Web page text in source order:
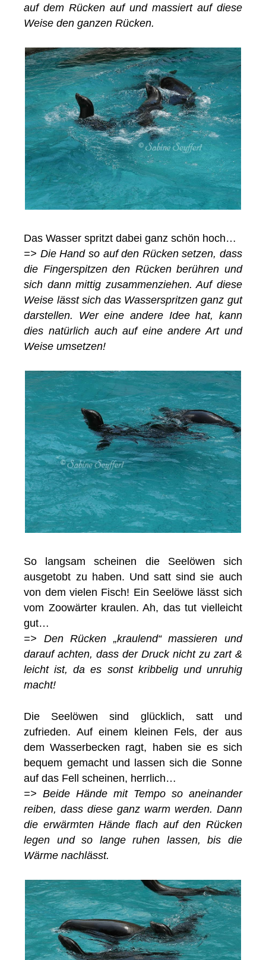
auf dem Rücken auf und massiert auf diese
Weise den ganzen Rücken.
Das Wasser spritzt dabei ganz schön hoch…
=> Die Hand so auf den Rücken setzen, dass
die Fingerspitzen den Rücken berühren und
sich dann mittig zusammenziehen. Auf diese
Weise lässt sich das Wasserspritzen ganz gut
darstellen. Wer eine andere Idee hat, kann
dies natürlich auch auf eine andere Art und
Weise umsetzen!
So langsam scheinen die Seelöwen sich
ausgetobt zu haben. Und satt sind sie auch
von dem vielen Fisch! Ein Seelöwe lässt sich
vom Zoowärter kraulen. Ah, das tut vielleicht
gut…
=> Den Rücken „kraulend“ massieren und
darauf achten, dass der Druck nicht zu zart &
leicht ist, da es sonst kribbelig und unruhig
macht!
Die Seelöwen sind glücklich, satt und
zufrieden. Auf einem kleinen Fels, der aus
dem Wasserbecken ragt, haben sie es sich
bequem gemacht und lassen sich die Sonne
auf das Fell scheinen, herrlich…
=> Beide Hände mit Tempo so aneinander
reiben, dass diese ganz warm werden. Dann
die erwärmten Hände flach auf den Rücken
legen und so lange ruhen lassen, bis die
Wärme nachlässt.